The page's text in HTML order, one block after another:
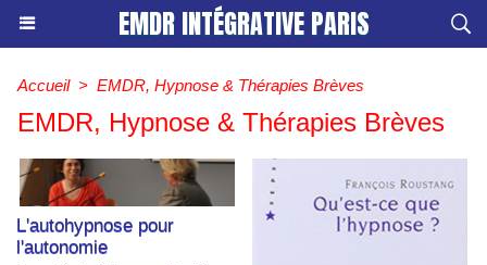
EMDR INTÉGRATIVE PARIS
Accueil > EMDR, Hypnose & Thérapies Brèves
EMDR, Hypnose & Thérapies Brèves
L'autohypnose pour
l'autonomie